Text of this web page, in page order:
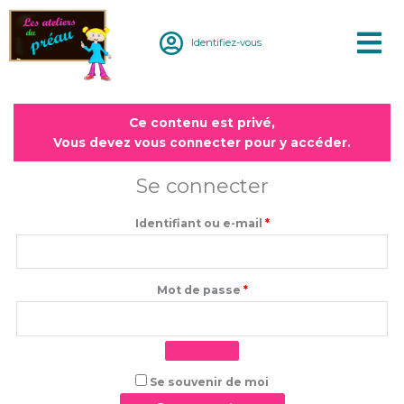
Aller
contenu
Identifiez-vous
Ce contenu est privé,
Vous devez vous connecter pour y accéder.
Se connecter
Identifiant ou e-mail *
Mot de passe *
Obligatoire
Se souvenir de moi